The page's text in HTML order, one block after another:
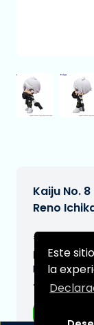
Este
la
Kaiju No.
Reno
€23,99
Fecha de
N/A
Tipo: